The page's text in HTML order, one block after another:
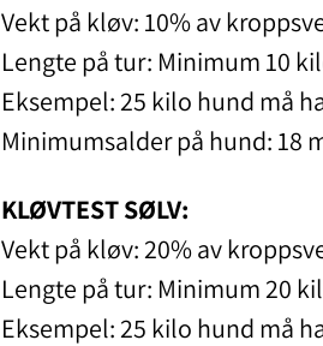
Vekt på kløv: 10% av
Lengte på tur: Minimum 10
Eksempel: 25 kilo hund må
Minimumsalder på hund: 18
KLØVTEST SØLV:
Vekt på kløv: 20% av
Lengte på tur: Minimum 20
Eksempel: 25 kilo hund må